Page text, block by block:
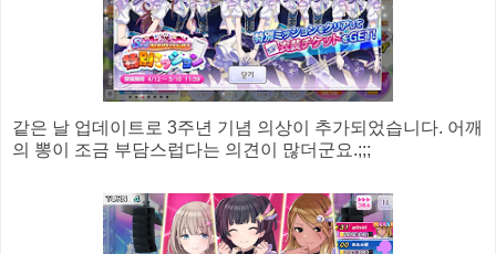
같은 날 업데이트로 3주년 기념 의상이 추가되었습니다. 어깨
의 뽕이 조금 부담스럽다는 의견이 많더군요.;;;